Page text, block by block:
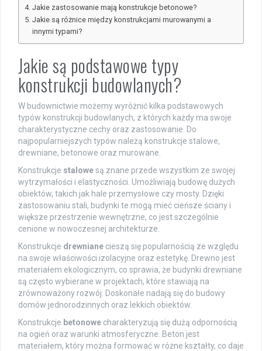
Jakie zastosowanie mają konstrukcje betonowe?
Jakie są różnice między konstrukcjami murowanymi a
innymi typami?
Jakie są podstawowe typy
konstrukcji budowlanych?
W budownictwie możemy wyróżnić kilka podstawowych
typów konstrukcji budowlanych, z których każdy ma swoje
charakterystyczne cechy oraz zastosowanie. Do
najpopularniejszych typów należą konstrukcje stalowe,
drewniane, betonowe oraz murowane.
Konstrukcje stalowesą znane przede wszystkim ze swojej
wytrzymałości i elastyczności. Umożliwiają budowę dużych
obiektów, takich jak hale przemysłowe czy mosty. Dzięki
zastosowaniu stali, budynki te mogą mieć cieńsze ściany i
większe przestrzenie wewnętrzne, co jest szczególnie
cenione w nowoczesnej architekturze.
Konstrukcje drewniane cieszą się popularnością ze względu
na swoje właściwości izolacyjne oraz estetykę. Drewno jest
materiałem ekologicznym, co sprawia, że budynki drewniane
są często wybierane w projektach, które stawiają na
zrównoważony rozwój. Doskonałe nadają się do budowy
domów jednorodzinnych oraz lekkich obiektów.
Konstrukcje betonowe charakteryzują się dużą odpornością
na ogień oraz warunki atmosferyczne. Beton jest
materiałem, który można formować w różne kształty, co daje